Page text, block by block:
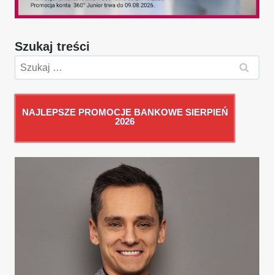
Szukaj treści
Szukaj:
NAJLEPSZE PROMOCJE BANKOWE SIERPIEŃ
2026